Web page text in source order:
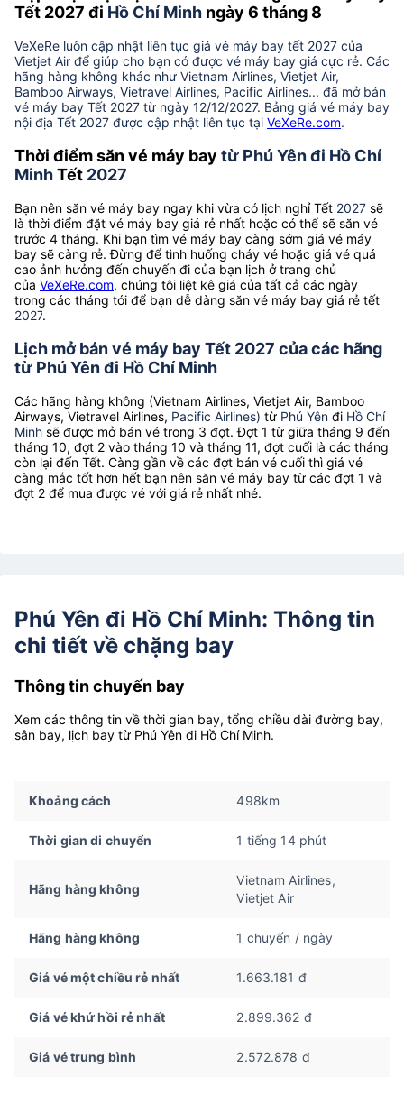
Tết 2027 đi Hồ Chí Minh ngày 6 tháng 8
VeXeRe luôn cập nhật liên tục giá vé máy bay tết 2027 của
Vietjet Air để giúp cho bạn có được vé máy bay giá cực rẻ. Các
hãng hàng không khác như Vietnam Airlines, Vietjet Air,
Bamboo Airways, Vietravel Airlines, Pacific Airlines... đã mở bán
vé máy bay Tết 2027 từ ngày 12/12/2027. Bảng giá vé máy bay
nội địa Tết 2027 được cập nhật liên tục tại VeXeRe.com.
Thời điểm săn vé máy bay từ Phú Yên đi Hồ Chí
MinhTết 2027
Bạn nên săn vé máy bay ngay khi vừa có lịch nghỉ Tết 2027 sẽ
là thời điểm đặt vé máy bay giá rẻ nhất hoặc có thể sẽ săn vé
trước 4 tháng. Khi bạn tìm vé máy bay càng sớm giá vé máy
bay sẽ càng rẻ. Đừng để tình huống cháy vé hoặc giá vé quá
cao ảnh hưởng đến chuyến đi của bạn lịch ở trang chủ
của VeXeRe.com, chúng tôi liệt kê giá của tất cả các ngày
trong các tháng tới để bạn dễ dàng săn vé máy bay giá rẻ tết
2027.
Lịch mở bán vé máy bay Tết 2027 của các hãng
từ Phú Yên đi Hồ Chí Minh
Các hãng hàng không (Vietnam Airlines, Vietjet Air, Bamboo
Airways, Vietravel Airlines, Pacific Airlines) từ Phú Yên đi Hồ Chí
Minh sẽ được mở bán vé trong 3 đợt. Đợt 1 từ giữa tháng 9 đến
tháng 10, đợt 2 vào tháng 10 và tháng 11, đợt cuối là các tháng
còn lại đến Tết. Càng gần về các đợt bán vé cuối thì giá vé
càng mắc tốt hơn hết bạn nên săn vé máy bay từ các đợt 1 và
đợt 2 để mua được vé với giá rẻ nhất nhé.
Phú Yên đi Hồ Chí Minh: Thông tin
chi tiết về chặng bay
Thông tin chuyến bay
Xem các thông tin về thời gian bay, tổng chiều dài đường bay,
sân bay, lịch bay từ Phú Yên đi Hồ Chí Minh.
Khoảng cách 498km
Thời gian di chuyển 1 tiếng 14 phút
Hãng hàng không
Vietnam Airlines,
Vietjet Air
Hãng hàng không 1 chuyến / ngày
Giá vé một chiều rẻ nhất 1.663.181 đ
Giá vé khứ hồi rẻ nhất 2.899.362 đ
Giá vé trung bình 2.572.878 đ